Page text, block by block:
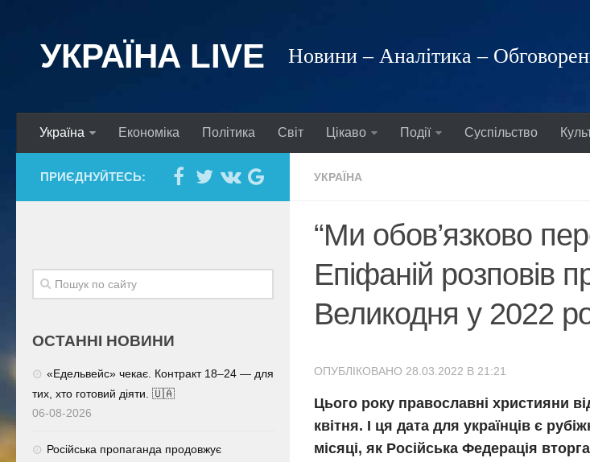
УКРАЇНА LIVE Новини – Аналітика –
Україна Економіка Політика Світ Цікаво Події Суспільство
УКРАЇНА
“Ми обов’язково
Епіфаній розповів
Великодня у 2022
ОПУБЛІКОВАНО 28.03.2022 В 21:21
Цього року православні християни
квітня. І ця дата для українців є
місяці, як Російська Федерація
ПРИЄДНУЙТЕСЬ:
ОСТАННІ НОВИНИ
«Едельвейс» чекає. Контракт 18–24 — для
тих, хто готовий діяти. 🇺🇦
06-08-2026
Російська пропаганда продовжує